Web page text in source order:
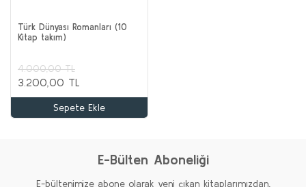
Türk Dünyası Romanları (10
Kitap takım)
4.000,00 TL
3.200,00 TL
Sepete Ekle
E-Bülten Aboneliği
E-bültenimize abone olarak yeni çıkan kitaplarımızdan,